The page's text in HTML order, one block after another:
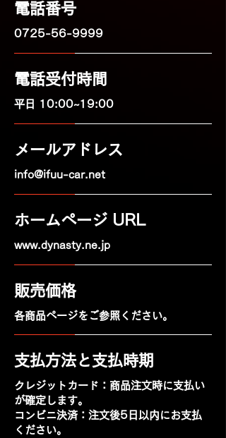
電話番号
0725-56-9999
電話受付時間
平日 10:00~19:00
メールアドレス
info@ifuu-car.net
ホームページ URL
www.dynasty.ne.jp
販売価格
各商品ページをご参照ください。
支払方法と支払時期
クレジットカード：商品注文時に支払い
が確定します。
コンビニ決済：注文後5日以内にお支払
ください。